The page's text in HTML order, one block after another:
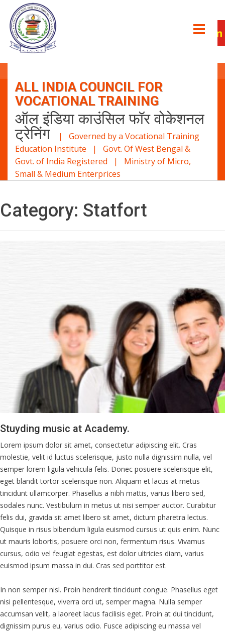
ALL INDIA COUNCIL FOR
VOCATIONAL TRAINING
ऑल इंडिया काउंसिल फॉर वोकेशनल
ट्रेनिंग
| Governed by a Vocational Training
Education Institute | Govt. Of West Bengal &
Govt. of India Registered | Ministry of Micro,
Small & Medium Enterprices
Category: Statfort
Stuyding music at Academy.
Lorem ipsum dolor sit amet, consectetur adipiscing elit. Cras
molestie, velit id luctus scelerisque, justo nulla dignissim nulla, vel
semper lorem ligula vehicula felis. Donec posuere scelerisque elit,
eget blandit tortor scelerisque non. Aliquam et lacus at metus
tincidunt ullamcorper. Phasellus a nibh mattis, varius libero sed,
sodales nunc. Vestibulum in metus ut nisi semper auctor. Curabitur
felis dui, gravida sit amet libero sit amet, dictum pharetra lectus.
Quisque in risus bibendum ligula euismod cursus ut quis enim. Nunc
ut mauris lobortis, posuere orci non, fermentum risus. Vivamus
cursus, odio vel feugiat egestas, est dolor ultricies diam, varius
euismod ipsum massa in dui. Cras sed porttitor est.
In non semper nisl. Proin hendrerit tincidunt congue. Phasellus eget
nisi pellentesque, viverra orci ut, semper magna. Nulla semper
accumsan velit, a laoreet lacus facilisis eget. Proin at dui tincidunt,
dignissim purus eu, varius odio. Fusce adipiscing eu massa vel